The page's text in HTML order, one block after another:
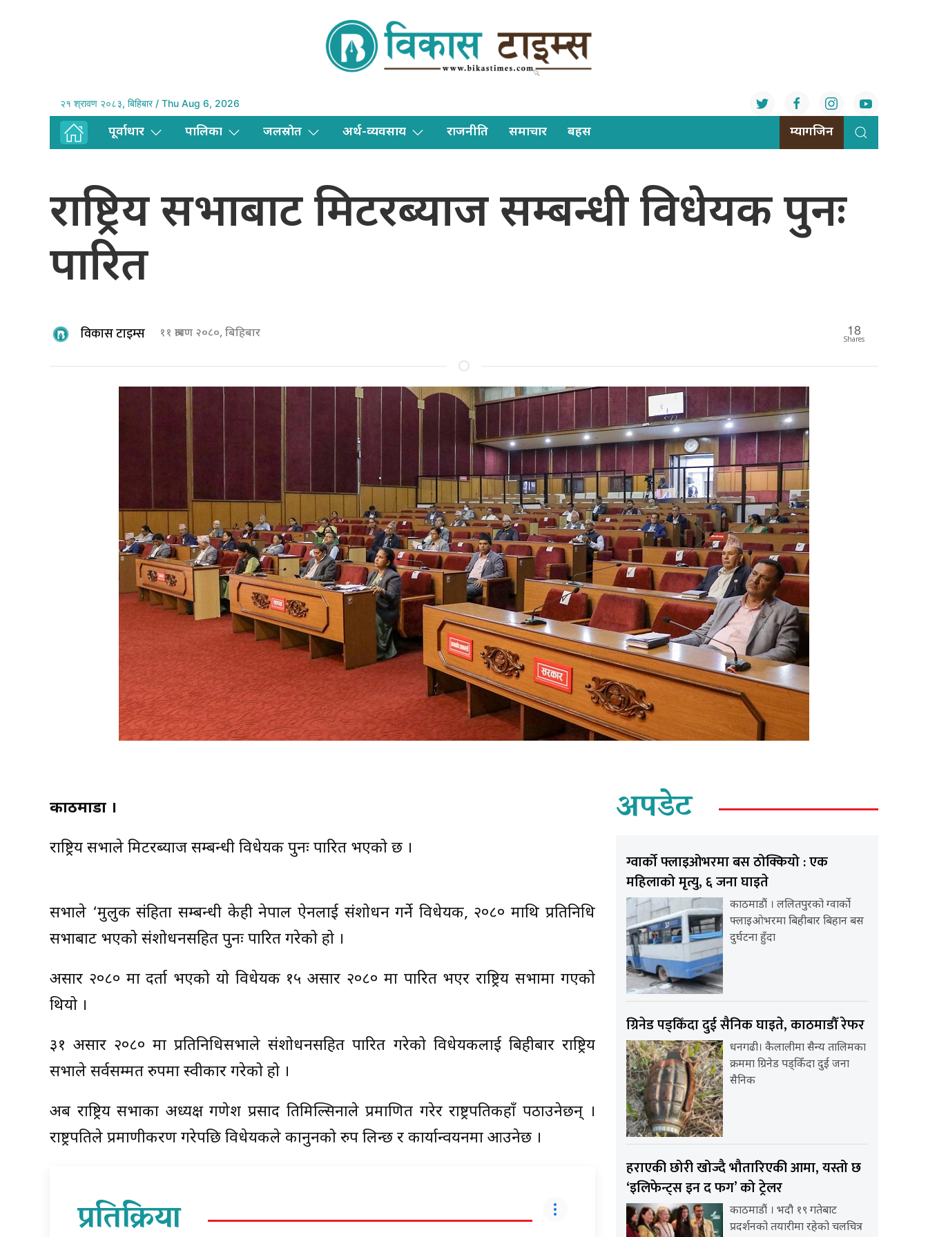
२१ श्रावण २०८३, बिहिबार / Thu Aug 6, 2026
पूर्वाधार पालिका जलस्राेत अर्थ-व्यवसाय राजनीति समाचार बहस म्यागजिन
राष्ट्रिय सभाबाट मिटरब्याज सम्बन्धी विधेयक पुनः
पारित
विकास टाइम्स ११ श्रावण २०८०, बिहिबार 18
Shares
काठमाडौं ।
राष्ट्रिय सभाले मिटरब्याज सम्बन्धी विधेयक पुनः पारित भएको छ ।
सभाले ‘मुलुकी संहिता सम्बन्धी केही नेपाल ऐनलाई संशोधन गर्ने विधेयक, २०८० माथि प्रतिनिधि
सभाबाट भएको संशोधनसहित पुनः पारित गरेको हो ।
असार २०८० मा दर्ता भएको यो विधेयक १५ असार २०८० मा पारित भएर राष्ट्रिय सभामा गएको
थियो ।
३१ असार २०८० मा प्रतिनिधिसभाले संशोधनसहित पारित गरेको विधेयकलाई बिहीबार राष्ट्रिय
सभाले सर्वसम्मत रुपमा स्वीकार गरेको हो ।
अब राष्ट्रिय सभाका अध्यक्ष गणेश प्रसाद तिमिल्सिनाले प्रमाणित गरेर राष्ट्रपतिकहाँ पठाउनेछन् ।
राष्ट्रपतिले प्रमाणीकरण गरेपछि विधेयकले कानुनको रुप लिन्छ र कार्यान्वयनमा आउनेछ ।
प्रतिक्रिया
अपडेट
ग्वार्को फ्लाइओभरमा बस ठोक्कियो : एक
महिलाको मृत्यु, ६ जना घाइते
काठमाडौं । ललितपुरको ग्वार्को
फ्लाइओभरमा बिहीबार बिहान बस
दुर्घटना हुँदा
ग्रिनेड पड्किँदा दुई सैनिक घाइते, काठमाडौँ रेफर
धनगढी। कैलालीमा सैन्य तालिमका
क्रममा ग्रिनेड पड्किँदा दुई जना
सैनिक
हराएकी छोरी खोज्दै भौतारिएकी आमा, यस्तो छ
‘इलिफेन्ट्स इन द फग’ को ट्रेलर
काठमाडौं । भदौ १९ गतेबाट
प्रदर्शनको तयारीमा रहेको चलचित्र